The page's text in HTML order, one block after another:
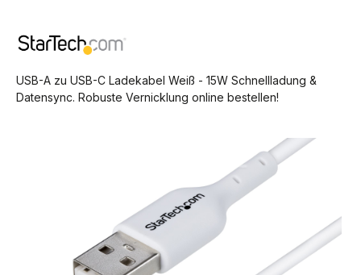
USB-A zu USB-C Ladekabel Weiß - 15W Schnellladung &
Datensync. Robuste Vernicklung online bestellen!